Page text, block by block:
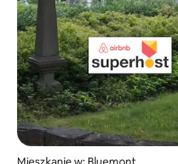
Mieszkanie w: Bluemont